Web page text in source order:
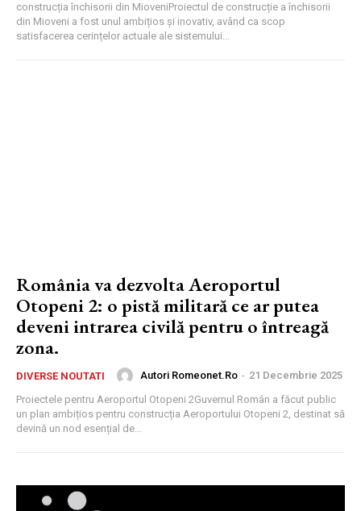
construcția închisorii din MioveniProiectul de construcție a închisorii
din Mioveni a fost unul ambițios și inovativ, având ca scop
satisfacerea cerințelor actuale ale sistemului...
România va dezvolta Aeroportul
Otopeni 2: o pistă militară ce ar putea
deveni intrarea civilă pentru o întreagă
zona.
DIVERSE NOUTATI Autori Romeonet.ro - 21 Decembrie 2025
Proiectele pentru Aeroportul Otopeni 2Guvernul Român a făcut public
un plan ambițios pentru construcția Aeroportului Otopeni 2, destinat să
devină un nod esențial de...